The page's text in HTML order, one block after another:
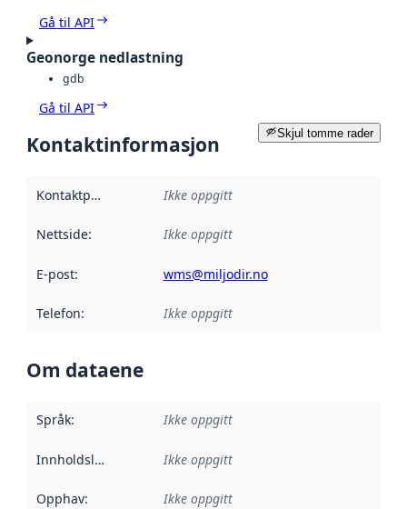
Gå til API
Geonorge nedlastning
gdb
Gå til API
Skjul tomme rader
Kontaktinformasjon
Kontaktpunkt Ikke oppgitt
Nettside: Ikke oppgitt
E-post: wms@miljodir.no
Telefon: Ikke oppgitt
Om dataene
Språk: Ikke oppgitt
Innholdsleverandører :
Ikke oppgitt
Opphav: Ikke oppgitt